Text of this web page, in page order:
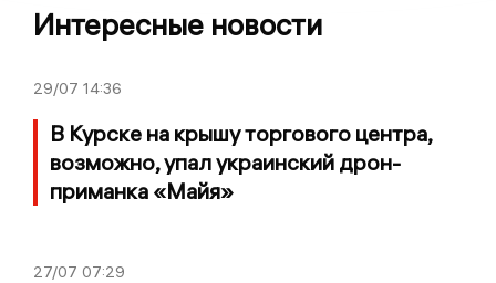
Интересные новости
29/07 14:36
В Курске на крышу торгового центра,
возможно, упал украинский дрон-
приманка «Майя»
27/07 07:29